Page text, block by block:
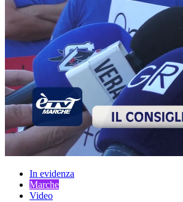
In evidenza
Marche
Video